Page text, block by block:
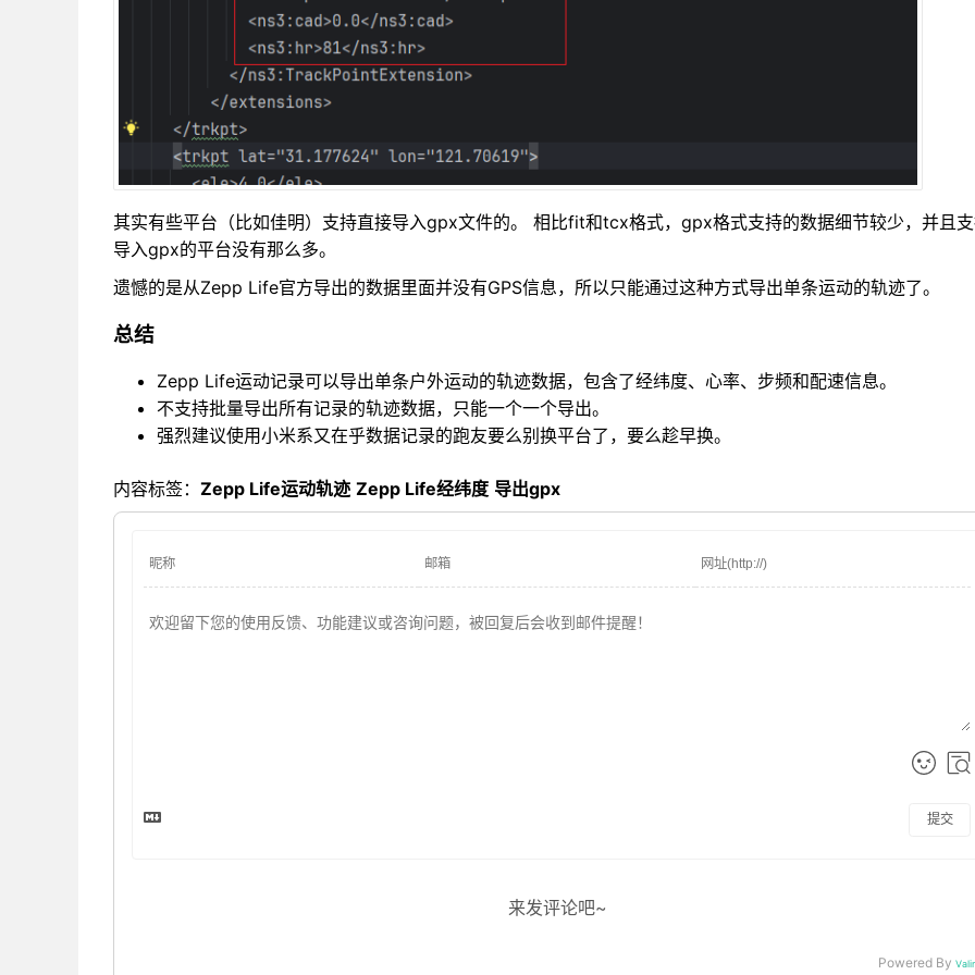
其实有些平台（比如佳明）支持直接导入gpx文件的。 相比fit和tcx格式，gpx格式支持的数据细节较少，并且
导入gpx的平台没有那么多。
遗憾的是从Zepp Life官方导出的数据里面并没有GPS信息，所以只能通过这种方式导出单条运动的轨迹了。
总结
Zepp Life运动记录可以导出单条户外运动的轨迹数据，包含了经纬度、心率、步频和配速信息。
不支持批量导出所有记录的轨迹数据，只能一个一个导出。
强烈建议使用小米系又在乎数据记录的跑友要么别换平台了，要么趁早换。
内容标签： Zepp Life运动轨迹 Zepp Life经纬度 导出gpx
提交
来发评论吧~
Powered By